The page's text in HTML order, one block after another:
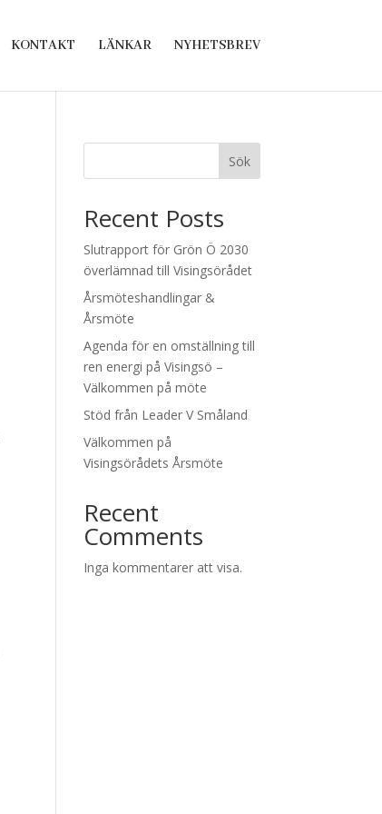
KONTAKT LÄNKAR NYHETSBREV
Sök
Recent Posts
Slutrapport för Grön Ö 2030
överlämnad till Visingsörådet
Årsmöteshandlingar &
Årsmöte
Agenda för en omställning till
ren energi på Visingsö –
Välkommen på möte
Stöd från Leader V Småland
Välkommen på
Visingsörådets Årsmöte
Recent
Comments
Inga kommentarer att visa.